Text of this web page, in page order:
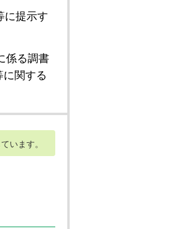
に提示す
係る調書
関する
います。